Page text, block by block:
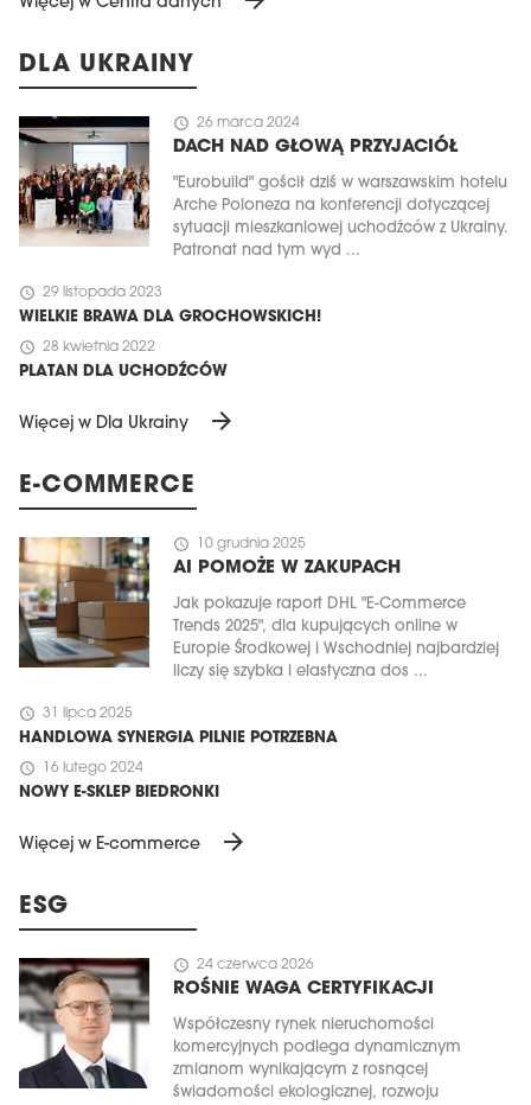
DLA UKRAINY
schedule 26 marca 2024
DACH NAD GŁOWĄ PRZYJACIÓŁ
"Eurobuild" gościł dziś w warszawskim hotelu
Arche Poloneza na konferencji dotyczącej
sytuacji mieszkaniowej uchodźców z Ukrainy.
Patronat nad tym wyd ...
schedule 29 listopada 2023
WIELKIE BRAWA DLA GROCHOWSKICH!
schedule 28 kwietnia 2022
PLATAN DLA UCHODŹCÓW
Więcej w Dla Ukrainy arrow_forward
E-COMMERCE
schedule 10 grudnia 2025
AI POMOŻE W ZAKUPACH
Jak pokazuje raport DHL "E-Commerce
Trends 2025", dla kupujących online w
Europie Środkowej i Wschodniej najbardziej
liczy się szybka i elastyczna dos ...
schedule 31 lipca 2025
HANDLOWA SYNERGIA PILNIE POTRZEBNA
schedule 16 lutego 2024
NOWY E-SKLEP BIEDRONKI
Więcej w E-commerce arrow_forward
ESG
schedule 24 czerwca 2026
ROŚNIE WAGA CERTYFIKACJI
Współczesny rynek nieruchomości
komercyjnych podlega dynamicznym
zmianom wynikającym z rosnącej
świadomości ekologicznej, rozwoju